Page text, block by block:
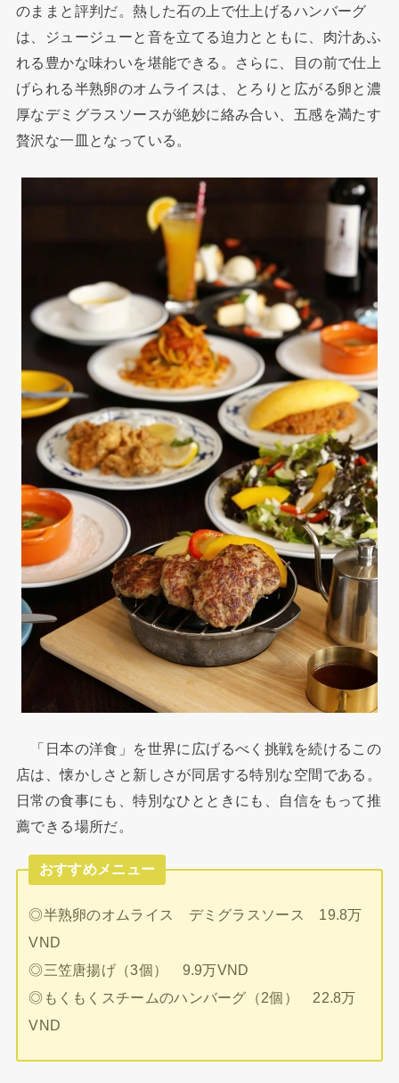
のままと評判だ。熱した石の上で仕上げるハンバーグ
は、ジュージューと音を立てる迫力とともに、肉汁あふ
れる豊かな味わいを堪能できる。さらに、目の前で仕上
げられる半熟卵のオムライスは、とろりと広がる卵と濃
厚なデミグラスソースが絶妙に絡み合い、五感を満たす
贅沢な一皿となっている。
「日本の洋食」を世界に広げるべく挑戦を続けるこの
店は、懐かしさと新しさが同居する特別な空間である。
日常の食事にも、特別なひとときにも、自信をもって推
薦できる場所だ。
おすすめメニュー
◎半熟卵のオムライス デミグラスソース 19.8万
VND
◎三笠唐揚げ（3個） 9.9万VND
◎もくもくスチームのハンバーグ（2個） 22.8万
VND